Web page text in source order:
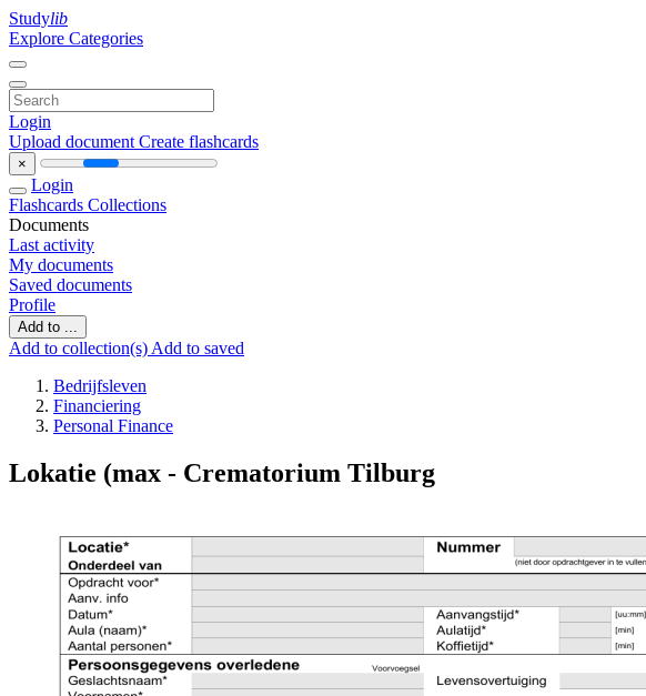
Studylib
Explore Categories
Login
Upload document Create flashcards
×
Login
Flashcards Collections
Documents
Last activity
My documents
Saved documents
Profile
Add to ...
Add to collection(s) Add to saved
Bedrijfsleven
Financiering
Personal Finance
Lokatie (max - Crematorium Tilburg